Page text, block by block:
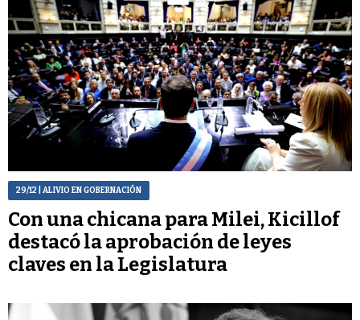
29/12 | ALIVIO EN GOBERNACIÓN
Con una chicana para Milei, Kicillof
destacó la aprobación de leyes
claves en la Legislatura